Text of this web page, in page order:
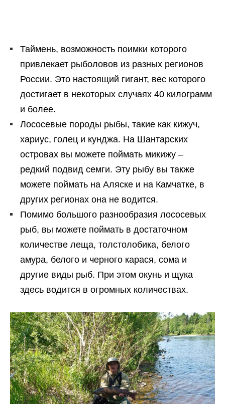
Таймень, возможность поимки которого
привлекает рыболовов из разных регионов
России. Это настоящий гигант, вес которого
достигает в некоторых случаях 40 килограмм
и более.
Лососевые породы рыбы, такие как кижуч,
хариус, голец и кунджа. На Шантарских
островах вы можете поймать микижу –
редкий подвид семги. Эту рыбу вы также
можете поймать на Аляске и на Камчатке, в
других регионах она не водится.
Помимо большого разнообразия лососевых
рыб, вы можете поймать в достаточном
количестве леща, толстолобика, белого
амура, белого и черного карася, сома и
другие виды рыб. При этом окунь и щука
здесь водится в огромных количествах.